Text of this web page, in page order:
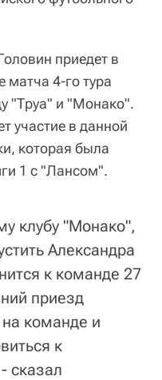
приедет в
матча 4-го тура
"Труа" и "Монако".
участие в данной
которая была
1 с "Лансом".
клубу "Монако",
Александра
к команде 27
приезд
команде и
к
сказал